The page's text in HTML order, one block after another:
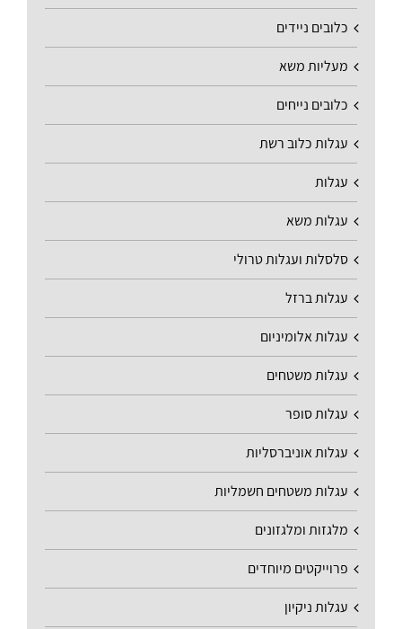
כלובים ניידים
מעליות משא
כלובים נייחים
עגלות כלוב רשת
עגלות
עגלות משא
סלסלות ועגלות טרולי
עגלות ברזל
עגלות אלומיניום
עגלות משטחים
עגלות סופר
עגלות אוניברסליות
עגלות משטחים חשמליות
מלגזות ומלגזונים
פרוייקטים מיוחדים
עגלות ניקיון